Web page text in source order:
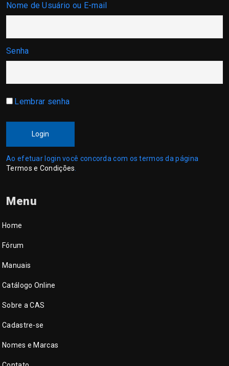
Nome de Usuário ou E-mail
Senha
Lembrar senha
Login
Ao efetuar login você concorda com os termos da página
Termos e Condições
Menu
Home
Fórum
Manuais
Catálogo Online
Sobre a CAS
Cadastre-se
Nomes e Marcas